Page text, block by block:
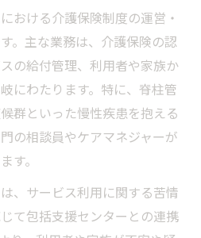
での申請前相談の活用方法
護申請の流れと実践的ヒン
る家族のサポート体制づく
で受けられる手続き支援と
事務所活用の知恵
時の事務所サポート活用法
おける介護保険制度の運営・
。主な業務は、介護保険の認
の給付管理、利用者や家族か
にわたります。特に、脊柱管
群といった慢性疾患を抱える
の相談員やケアマネジャーが
す。
、サービス利用に関する苦情
て包括支援センターとの連携